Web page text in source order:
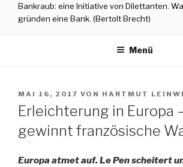
Bankraub: eine Initiative von Dilettanten.
gründen eine Bank. (Bertolt Brecht)
Menü
VERÖFFENTLICHT
AM
MAI 16, 2017 VON HARTMUT
Erleichterung in Europa
gewinnt französische
Europa atmet auf. Le Pen scheitert